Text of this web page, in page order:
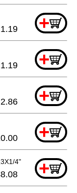
+
1.19
+
1.19
+
2.86
+
4" +